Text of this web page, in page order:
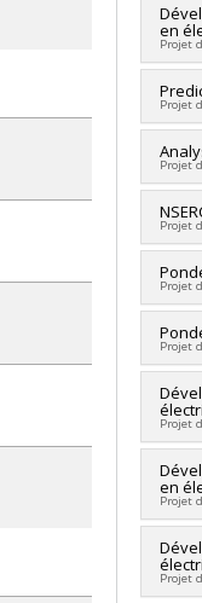
en
Projet
Projet
Projet
Projet
Co-
Projet
Projet
Projet
en
Projet
Projet